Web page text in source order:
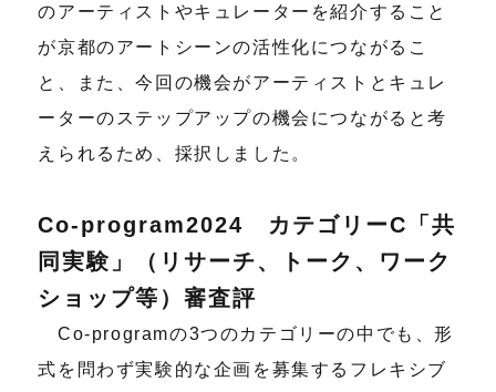
のアーティストやキュレーターを紹介すること
が京都のアートシーンの活性化につながるこ
と、また、今回の機会がアーティストとキュレ
ーターのステップアップの機会につながると考
えられるため、採択しました。
Co-program2024 カテゴリーC「共
同実験」（リサーチ、トーク、ワーク
ショップ等）審査評
Co-programの3つのカテゴリーの中でも、形
式を問わず実験的な企画を募集するフレキシブ